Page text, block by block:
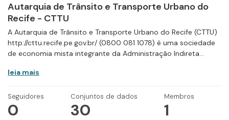
Autarquia de Trânsito e Transporte Urbano do
Recife - CTTU
A Autarquia de Trânsito e Transporte Urbano do Recife (CTTU)
http://cttu.recife.pe.gov.br/ (0800 081 1078) é uma sociedade
de economia mista integrante da Administração Indireta...
leia mais
Seguidores
0
Conjuntos de dados
30
Membros
1